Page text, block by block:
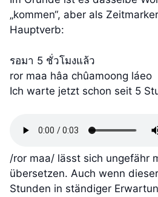
„kommen“, aber als
Hauptverb:
รอมา 5 ชั่วโมงแล้ว
ror maa hâa chûamoong láeo
Ich warte jetzt schon seit 5
/ror maa/ lässt sich ungefähr
übersetzen. Auch wenn
Stunden in ständiger